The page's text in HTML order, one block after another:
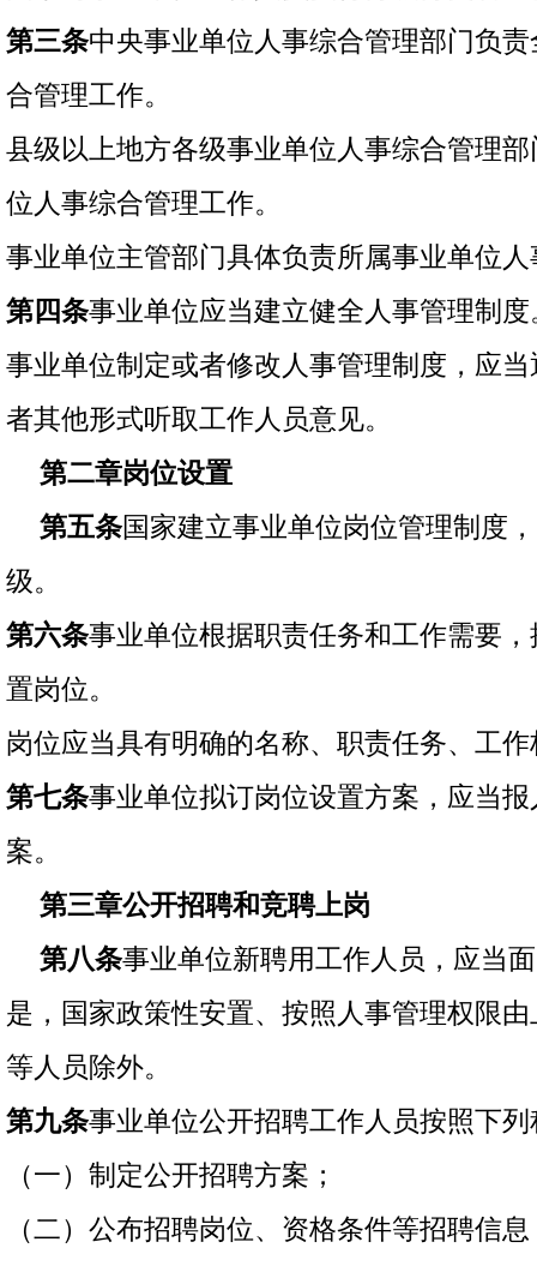
第三条中央事业单位人事综合管理部门负
合管理工作。
县级以上地方各级事业单位人事综合管理
位人事综合管理工作。
事业单位主管部门具体负责所属事业单位
第四条事业单位应当建立健全人事管理制度
事业单位制定或者修改人事管理制度，应
者其他形式听取工作人员意见。
第二章岗位设置
第五条国家建立事业单位岗位管理制度
级。
第六条事业单位根据职责任务和工作需要
置岗位。
岗位应当具有明确的名称、职责任务、工
第七条事业单位拟订岗位设置方案，应当
案。
第三章公开招聘和竞聘上岗
第八条事业单位新聘用工作人员，应当
是，国家政策性安置、按照人事管理权限
等人员除外。
第九条事业单位公开招聘工作人员按照下
（一）制定公开招聘方案；
（二）公布招聘岗位、资格条件等招聘信息